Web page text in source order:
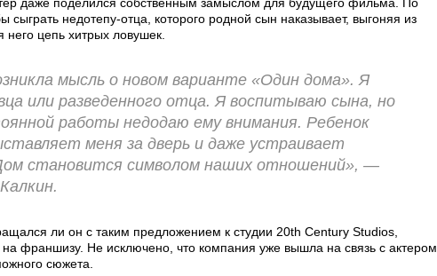
сыграть недотепу-отца, которого родной сын наказывает, выгоняя из
него цепь хитрых ловушек.
мысль о новом варианте «Один дома». Я
или разведенного отца. Я воспитываю сына, но
работы недодаю ему внимания. Ребенок
меня за дверь и даже устраивает
становится символом наших отношений», —
ли он с таким предложением к студии 20th Century Studios,
франшизу. Не исключено, что компания уже вышла на связь с актером
сюжета.